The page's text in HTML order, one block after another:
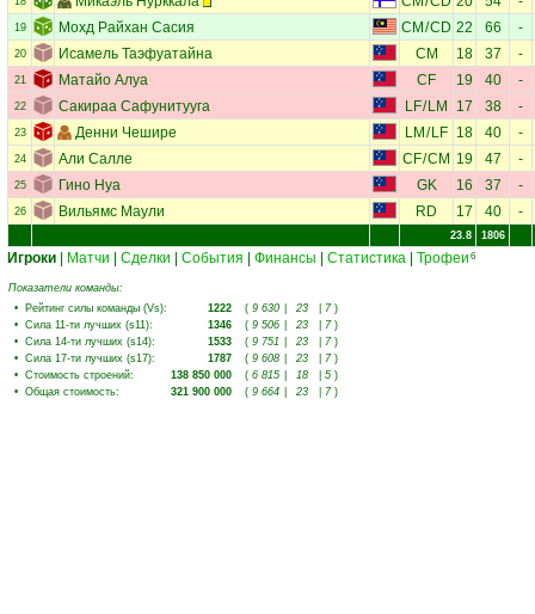
19 Мохд Райхан Сасия CM /CD 22 66 -
20 Исамель Таэфуатайна CM 18 37 -
21 Матайо Алуа CF 19 40 -
22 Сакираа Сафунитууга LF/ LM 17 38 -
23 Денни Чешире LM / LF 18 40 -
24 Али Салле CF/CM 19 47 -
25 Гино Нуа GK 16 37 -
26 Вильямс Маули RD 17 40 -
23.8 1806
Игроки Матчи Сделки События Финансы Статистика Трофеи 6
Показатели команды:
• Рейтинг силы команды (Vs): 1222 ( 9 630 23 7)
• Сила 11-ти лучших (s11): 1346 ( 9 506 23 7)
• Сила 14-ти лучших (s14): 1533 ( 9 751 23 7)
• Сила 17-ти лучших (s17): 1787 ( 9 608 23 7)
• Стоимость строений: 138 850 000 ( 6 815 18 5 )
• Общая стоимость: 321 900 000 ( 9 664 23 7 )